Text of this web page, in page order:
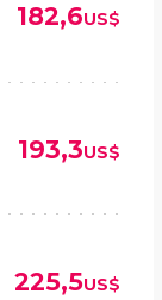
182,6US$
193,3US$
225,5US$